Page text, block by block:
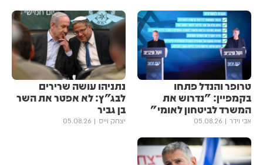
טרופר והנדל פתחו
בקמפיין: "נדרוש את
המשרד לביטחון לאומי"
אבי וידר 05.08.26
נתניהו עושה שרירים
לבג"ץ: לא אפטר את השר
בן גביר
יצחק וייס 05.08.26